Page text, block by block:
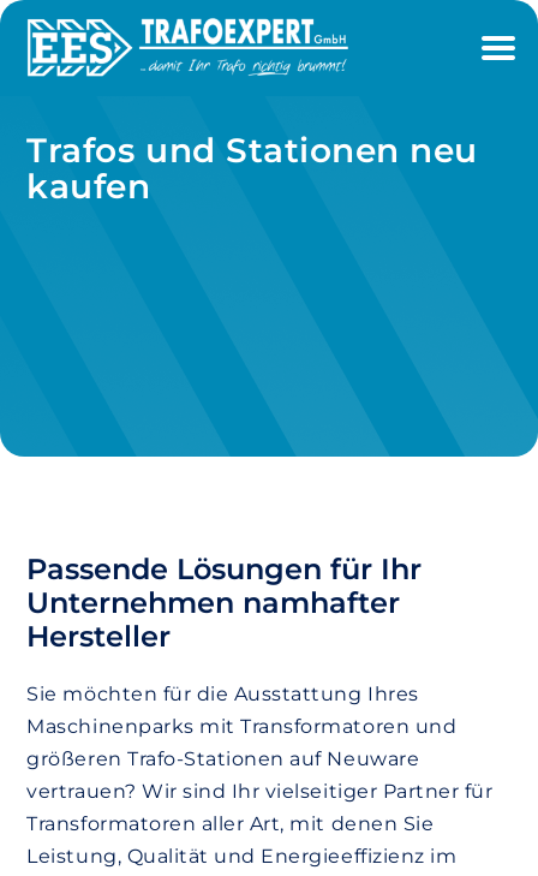
Trafos und Stationen neu
kaufen
Passende Lösungen für Ihr
Unternehmen namhafter
Hersteller
Sie möchten für die Ausstattung Ihres
Maschinenparks mit Transformatoren und
größeren Trafo-Stationen auf Neuware
vertrauen? Wir sind Ihr vielseitiger Partner für
Transformatoren aller Art, mit denen Sie
Leistung, Qualität und Energieeffizienz im